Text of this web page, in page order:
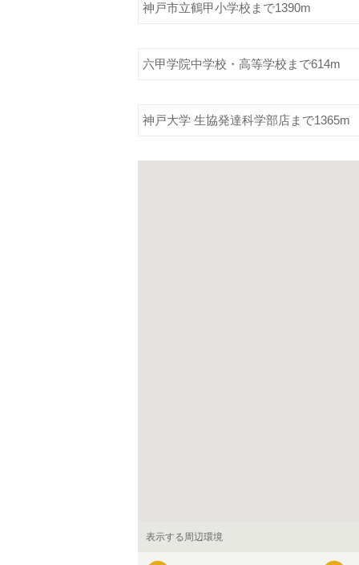
神戸市立鶴甲小学校まで1390m
六甲学院中学校・高等学校まで614m
神戸大学 生協発達科学部店まで1365m
表示する周辺環境